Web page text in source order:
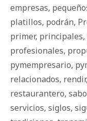
empresas,
platillos, podrán,
primer, principales,
profesionales,
pymempresario,
relacionados, rendir,
restaurantero,
servicios, siglos,